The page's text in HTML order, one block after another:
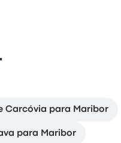
Carcóvia para Maribor
para Maribor